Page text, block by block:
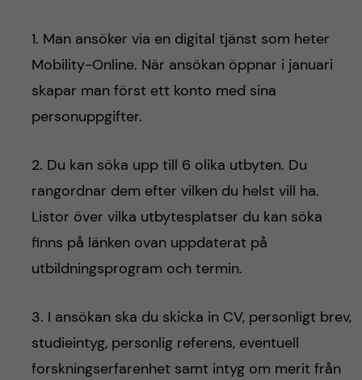
1. Man ansöker via en digital tjänst som heter
Mobility-Online. När ansökan öppnar i januari
skapar man först ett konto med sina
personuppgifter.
2. Du kan söka upp till 6 olika utbyten. Du
rangordnar dem efter vilken du helst vill ha.
Listor över vilka utbytesplatser du kan söka
finns på länken ovan uppdaterat på
utbildningsprogram och termin.
3. I ansökan ska du skicka in CV, personligt brev,
studieintyg, personlig referens, eventuell
forskningserfarenhet samt intyg om merit från